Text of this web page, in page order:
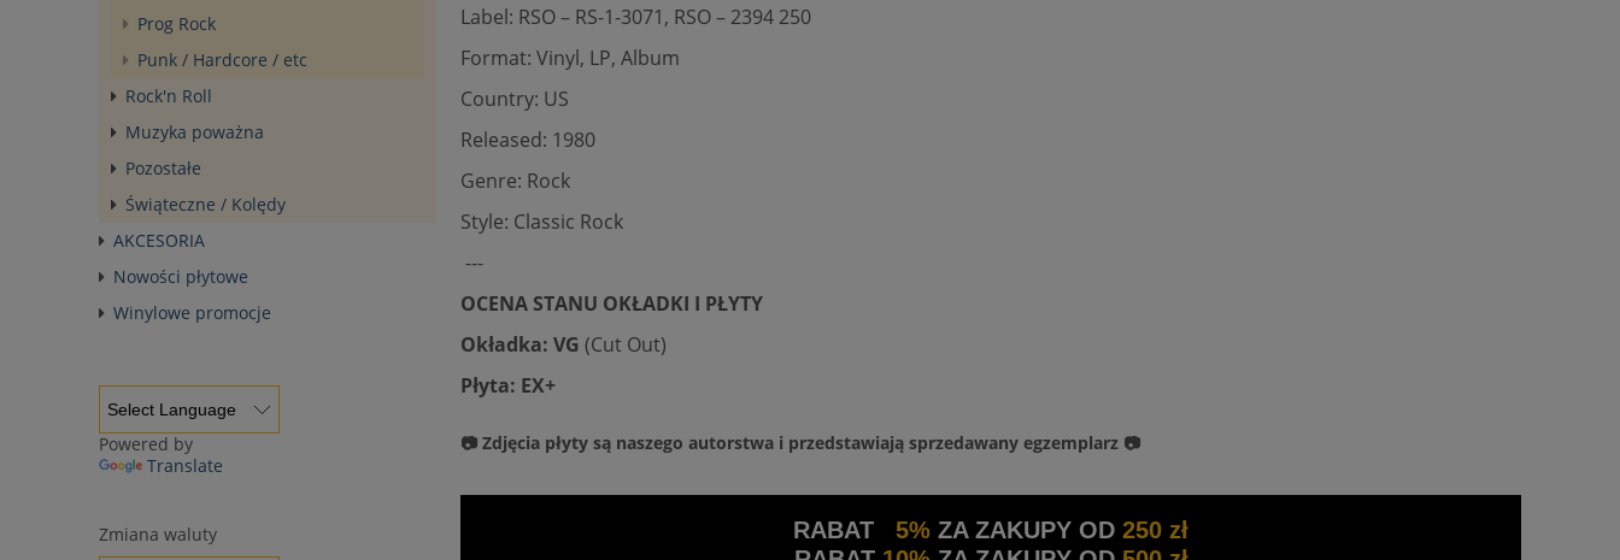
Prog Rock
Punk / Hardcore / etc
Rock'n Roll
Muzyka poważna
Pozostałe
Świąteczne / Kolędy
AKCESORIA
Nowości płytowe
Winylowe promocje
Powered by
Translate
Zmiana waluty
Label: RSO ‎– RS-1-3071, RSO ‎– 2394 250
Format: Vinyl, LP, Album
Country: US
Released: 1980
Genre: Rock
Style: Classic Rock
---
OCENA STANU OKŁADKI I PŁYTY
Okładka: VG (Cut Out)
Płyta: EX+
📷 Zdjęcia płyty są naszego autorstwa i przedstawiają sprzedawany egzemplarz 📷
RABAT 5% ZA ZAKUPY OD 250 zł